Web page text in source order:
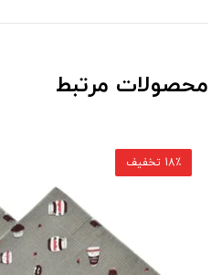
محصولات مرتبط
18٪ تخفیف